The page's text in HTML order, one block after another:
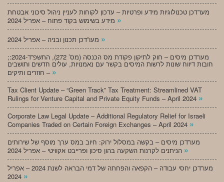
מעו”דכן טכנולוגיות מידע ופרטיות – עדכון לקוחות לעניין ניהול סיכוני אבטחת
»
»
;מעו”דכן מיסים – חוק לתיקון פקודת מס הכנסה (מס’ 272), התשפ”ד-2024:
חובות דיווח שונות לרשות המיסים בקשר עם נאמנויות, עולים חדשים ותושבים
חוזרים ותיקים – »
Tax Client Update – “Green Track” Tax Treatment: Streamlined VAT
Rulings for Venture Capital and Private Equity Funds – April 2024 »
Corporate Law Legal Update – Additional Regulatory Relief for Israeli
Companies Traded on Certain Foreign Exchanges – April 2024 »
מעו”דכן מיסים – בקשה במסלול ירוק: חיוב במס ערך מוסף של שירותים
»
מעו”דכן יחסי עבודה – הקפאה והפחתה של דמי הבראה לשנת 2024 – אפריל
»